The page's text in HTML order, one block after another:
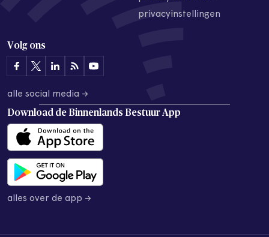
privacyinstellingen
Volg ons
alle social media →
Download de Binnenlands Bestuur App
alles over de app →